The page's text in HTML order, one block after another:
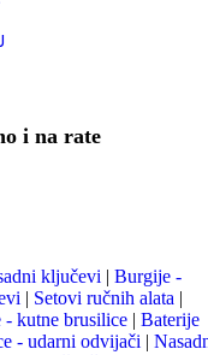
i na rate
ključevi | Burgije -
| Setovi ručnih alata |
- kutne brusilice | Baterije
- udarni odvijači |